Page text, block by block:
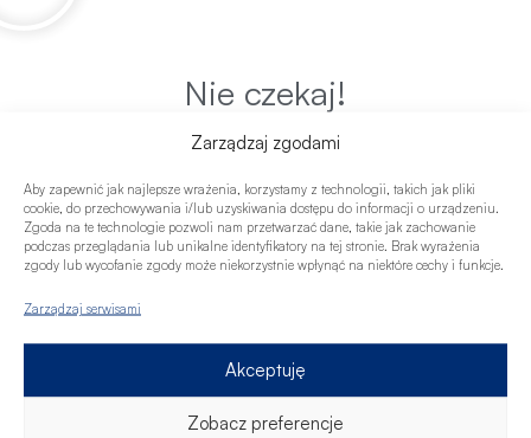
Zarządzaj zgodami
Aby zapewnić jak najlepsze wrażenia, korzystamy z technologii, takich jak pliki
cookie, do przechowywania i/lub uzyskiwania dostępu do informacji o urządzeniu.
Zgoda na te technologie pozwoli nam przetwarzać dane, takie jak zachowanie
podczas przeglądania lub unikalne identyfikatory na tej stronie. Brak wyrażenia
zgody lub wycofanie zgody może niekorzystnie wpłynąć na niektóre cechy i funkcje.
Zarządzaj serwisami
Akceptuję
Zobacz preferencje
Nie czekaj!
Skontaktuj się z nami!
Wypełnij formularz
Działaj z nami i osiągnij
sukces!
Credipass to idealny partner dla osób poszukujących
współpracy lub pracy w branży finansowej. Wiemy, jak
ważne jest, aby mieć pomoc w codziennych